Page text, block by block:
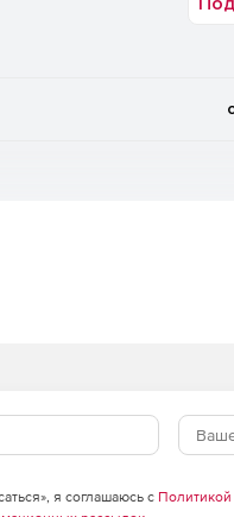
владения.
Дедупликация
производительные
и действий, сбор
я соглашаюсь с